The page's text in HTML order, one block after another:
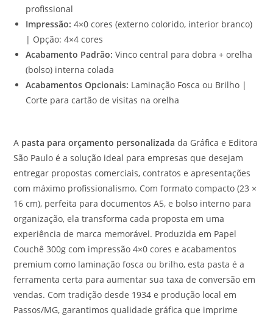
profissional
Impressão: 4×0 cores (externo colorido, interior branco)
| Opção: 4×4 cores
Acabamento Padrão: Vinco central para dobra + orelha
(bolso) interna colada
Acabamentos Opcionais: Laminação Fosca ou Brilho |
Corte para cartão de visitas na orelha
A pasta para orçamento personalizada da Gráfica e Editora
São Paulo é a solução ideal para empresas que desejam
entregar propostas comerciais, contratos e apresentações
com máximo profissionalismo. Com formato compacto (23 ×
16 cm), perfeita para documentos A5, e bolso interno para
organização, ela transforma cada proposta em uma
experiência de marca memorável. Produzida em Papel
Couchê 300g com impressão 4×0 cores e acabamentos
premium como laminação fosca ou brilho, esta pasta é a
ferramenta certa para aumentar sua taxa de conversão em
vendas. Com tradição desde 1934 e produção local em
Passos/MG, garantimos qualidade gráfica que imprime